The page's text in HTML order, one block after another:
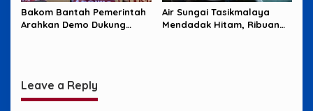
Bakom Bantah Pemerintah
Arahkan Demo Dukung
Air Sungai Tasikmalaya
Mendadak Hitam, Ribuan
Leave a Reply